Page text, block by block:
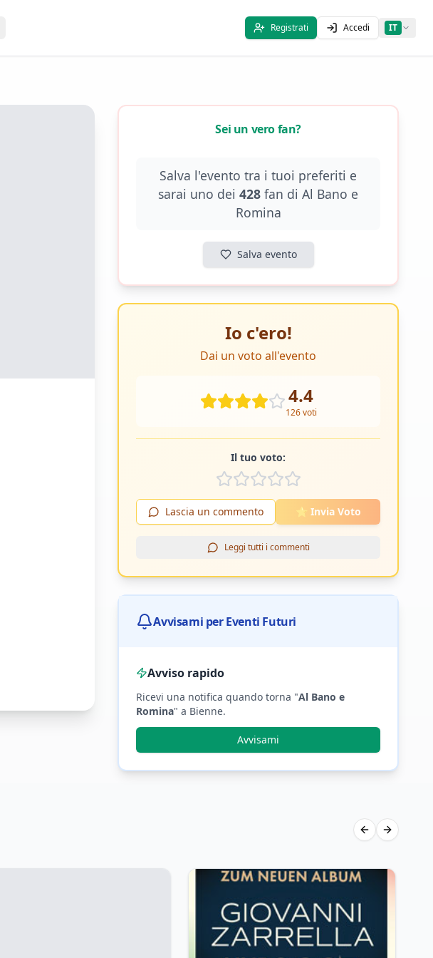
Registrati Accedi IT
Sei un vero fan?
Salva l'evento tra i tuoi preferiti e
sarai uno dei428 fan diAl Bano e
Romina
Salva evento
Io c'ero!
Dai un voto all'evento
4.4
126voti
Il tuo voto:
Lascia un commento ⭐ Invia Voto
Leggi tutti i commenti
Avvisami per Eventi Futuri
Avviso rapido
Ricevi una notifica quando torna "Al Bano e
Romina" a Bienne.
Avvisami
Previous slide
Next